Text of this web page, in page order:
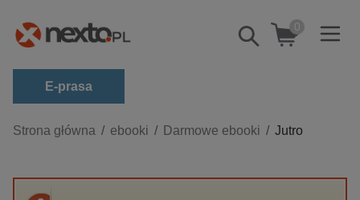
Pokaż/schowaj
wyszukiwarkę
0
E-prasa
Kategorie
Strona główna ebooki Darmowe ebooki Jutro